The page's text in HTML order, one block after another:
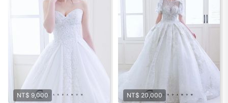
NT$ 9,000 NT$ 20,000